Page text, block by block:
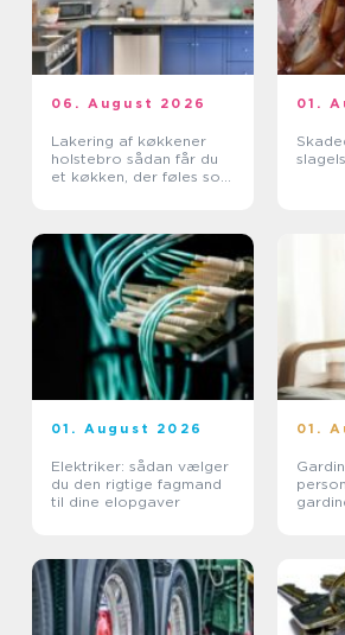
06. August 2026
Lakering af køkkener
holstebro sådan får du
et køkken, der føles som
01.
01. August 2026
Elektriker: sådan vælger
du den rigtige fagmand
til dine elopgaver
01.